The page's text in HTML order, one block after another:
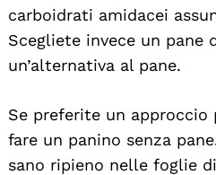
carboidrati amidacei
Scegliete invece un pane
un’alternativa al pane.
Se preferite un
fare un panino senza
sano ripieno nelle foglie